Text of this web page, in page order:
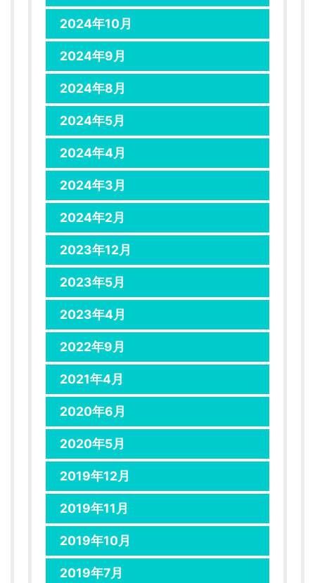
2024年10月
2024年9月
2024年8月
2024年5月
2024年4月
2024年3月
2024年2月
2023年12月
2023年5月
2023年4月
2022年9月
2021年4月
2020年6月
2020年5月
2019年12月
2019年11月
2019年10月
2019年7月